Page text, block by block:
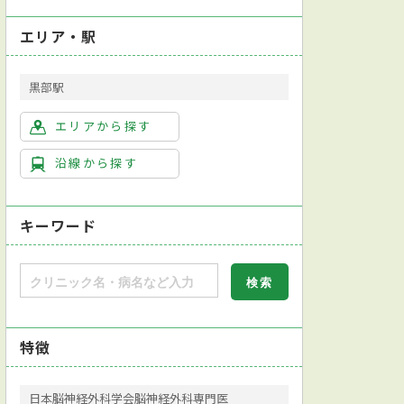
エリア・駅
黒部駅
エリアから探す
沿線から探す
キーワード
特徴
日本脳神経外科学会脳神経外科専門医